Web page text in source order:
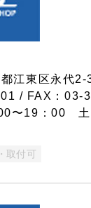
江東区永代2-
/ FAX：03-
〜19：00 土
取付可